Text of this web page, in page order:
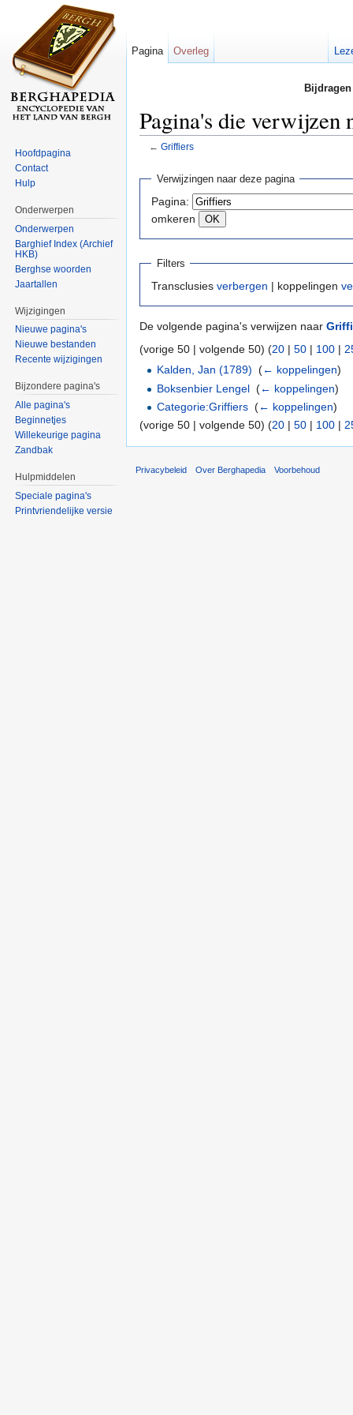
Pagina's die
← Griffiers
Verwijzingen naar deze pagina
Pagina:
omkeren
Filters
Transclusies verbergen | koppelingen
De volgende pagina's verwijzen naar
(vorige 50 | volgende 50) (20 | 50 | 100 |
Kalden, Jan (1789) ‎(← koppelingen)
Boksenbier Lengel ‎(← koppelingen)
Categorie:Griffiers ‎(← koppelingen)
(vorige 50 | volgende 50) (20 | 50 | 100 |
Pagina Overleg
Hoofdpagina
Contact
Hulp
Onderwerpen
Onderwerpen
Barghief Index (Archief
HKB)
Berghse woorden
Jaartallen
Wijzigingen
Nieuwe pagina's
Nieuwe bestanden
Recente wijzigingen
Bijzondere pagina's
Alle pagina's
Beginnetjes
Willekeurige pagina
Zandbak
Hulpmiddelen
Speciale pagina's
Printvriendelijke versie
Privacybeleid Over Berghapedia Voorbehoud